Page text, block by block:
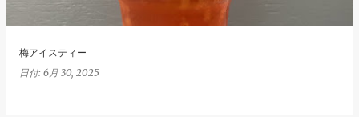
梅アイスティー
日付: 6月 30, 2025